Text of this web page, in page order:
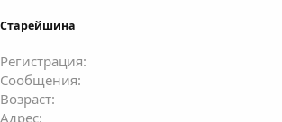
Старейшина
Регистрация
Сообщения
Возраст
Адрес